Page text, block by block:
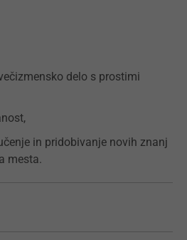
delo s prostimi
in pridobivanje novih znanj
mesta.